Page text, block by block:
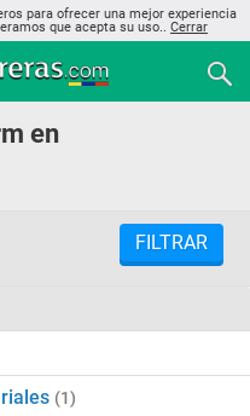
para ofrecer una mejor experiencia
que acepta su uso.. Cerrar
en
FILTRAR
(1)